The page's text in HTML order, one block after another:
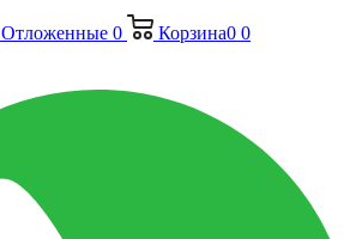
Отложенные 0 Корзина0 0